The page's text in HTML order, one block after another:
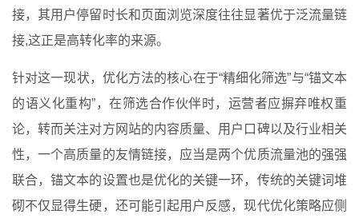
接，其用户停留时长和页面浏览深度往往显著优于泛流量链
接,这正是高转化率的来源。
针对这一现状，优化方法的核心在于“精细化筛选”与“锚文本
的语义化重构”，在筛选合作伙伴时，运营者应摒弃唯权重
论，转而关注对方网站的内容质量、用户口碑以及行业相关
性，一个高质量的友情链接，应当是两个优质流量池的强强
联合，锚文本的设置也是优化的关键一环，传统的关键词堆
砌不仅显得生硬，还可能引起用户反感，现代优化策略应侧